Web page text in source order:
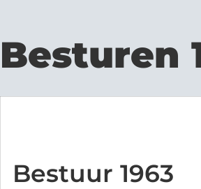
Besturen
Bestuur 1963